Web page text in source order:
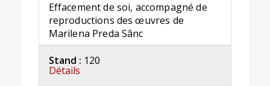
Effacement de soi, accompagné de
reproductions des œuvres de
Marilena Preda Sânc
Stand : 120
Détails